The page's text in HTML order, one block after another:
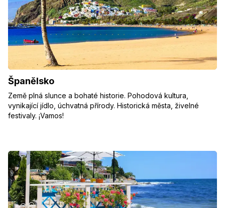
Španělsko
Země plná slunce a bohaté historie. Pohodová kultura,
vynikající jídlo, úchvatná přírody. Historická města, živelné
festivaly. ¡Vamos!